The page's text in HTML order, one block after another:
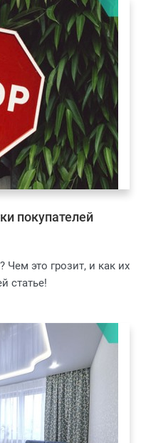
покупателей
это грозит, и как их
статье!